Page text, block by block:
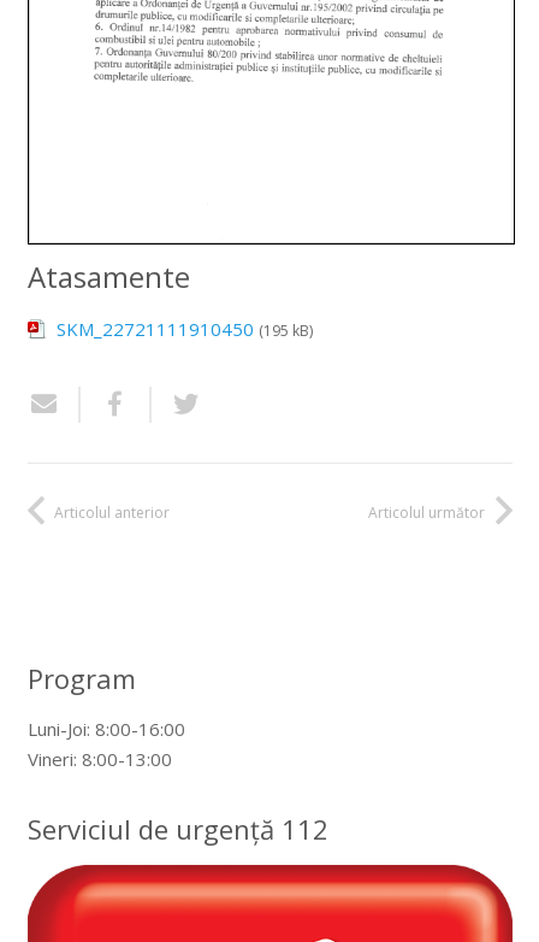
Atasamente
SKM_22721111910450 (195 kB)
Articolul anterior Articolul următor
Program
Luni-Joi: 8:00-16:00
Vineri: 8:00-13:00
Serviciul de urgență 112